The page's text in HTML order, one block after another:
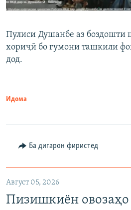
Пулиси Душанбе аз боздошти
хориҷӣ бо гумони ташкили
дод.
Идома
Ба дигарон фиристед
Август 05, 2026
Пизишкиён овозаҳо